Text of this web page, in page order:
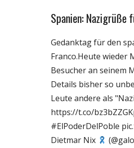
Gesellschaft
Wissenschaft
Spanien: Nazigrüße
Gedanktag für den
Franco.Heute wieder
Besucher an seinem
Details bisher so
Leute andere als
https://t.co/
#ElPoderDelPoble
Dietmar Nix